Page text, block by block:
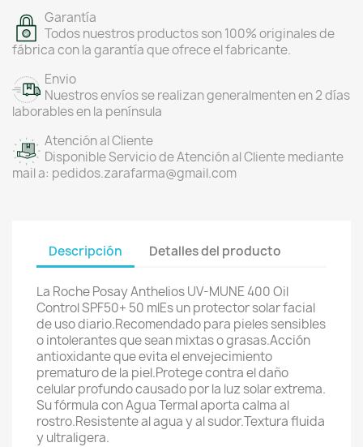
Garantía
Todos nuestros productos son 100% originales de
fábrica con la garantía que ofrece el fabricante.
Envio
Nuestros envíos se realizan generalmenten en 2 días
laborables en la península
Atención al Cliente
Disponible Servicio de Atención al Cliente mediante
mail a: pedidos.zarafarma@gmail.com
Descripción Detalles del producto
La Roche Posay Anthelios UV-MUNE 400 Oil
Control SPF50+ 50 mlEs un protector solar facial
de uso diario.Recomendado para pieles sensibles
o intolerantes que sean mixtas o grasas.Acción
antioxidante que evita el envejecimiento
prematuro de la piel.Protege contra el daño
celular profundo causado por la luz solar extrema.
Su fórmula con Agua Termal aporta calma al
rostro.Resistente al agua y al sudor.Textura fluida
y ultraligera.